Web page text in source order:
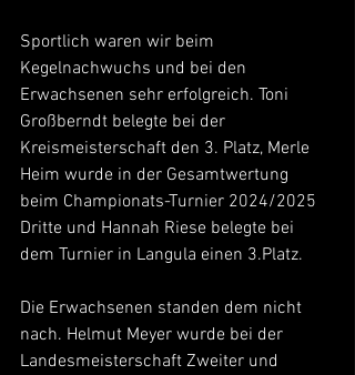
Sportlich waren wir beim
Kegelnachwuchs und bei den
Erwachsenen sehr erfolgreich. Toni
Großberndt belegte bei der
Kreismeisterschaft den 3. Platz, Merle
Heim wurde in der Gesamtwertung
beim Championats-Turnier 2024/2025
Dritte und Hannah Riese belegte bei
dem Turnier in Langula einen 3.Platz.
Die Erwachsenen standen dem nicht
nach. Helmut Meyer wurde bei der
Landesmeisterschaft Zweiter und